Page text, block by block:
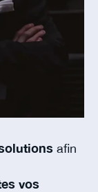
afin
vos